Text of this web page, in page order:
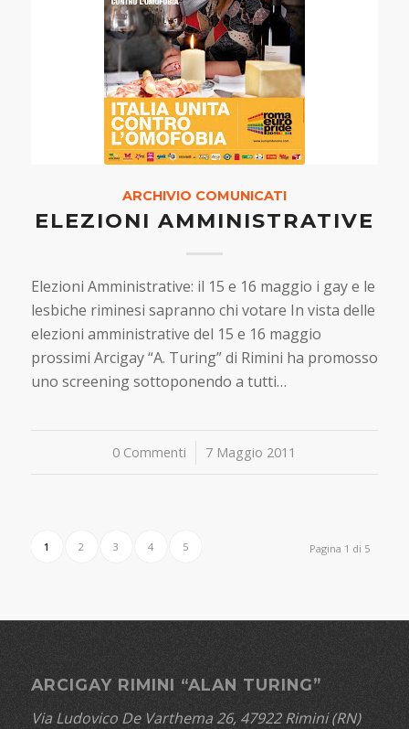
ARCHIVIO COMUNICATI
ELEZIONI AMMINISTRATIVE
Elezioni Amministrative: il 15 e 16 maggio i gay e le
lesbiche riminesi sapranno chi votare In vista delle
elezioni amministrative del 15 e 16 maggio
prossimi Arcigay “A. Turing” di Rimini ha promosso
uno screening sottoponendo a tutti…
0 Commenti
/ 7 Maggio 2011
Pagina 1 di 5
1 2 3 4 5
ARCIGAY RIMINI “ALAN TURING”
Via Ludovico De Varthema 26, 47922 Rimini (RN)